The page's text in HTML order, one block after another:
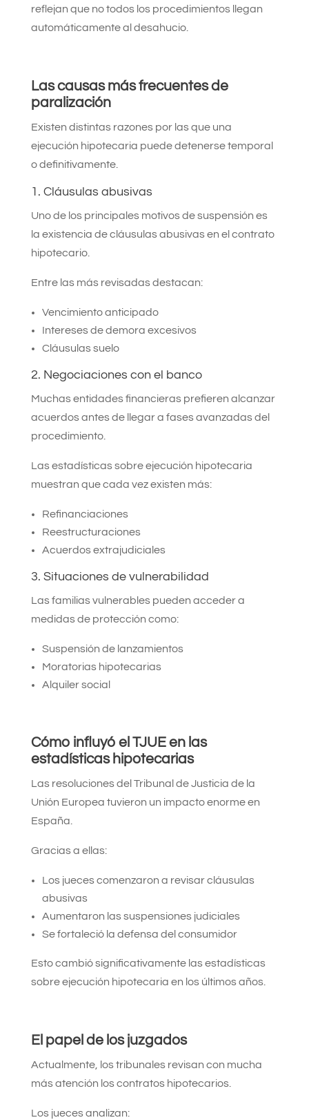
reflejan que no todos los procedimientos llegan
automáticamente al desahucio.
Las causas más frecuentes de
paralización
Existen distintas razones por las que una
ejecución hipotecaria puede detenerse temporal
o definitivamente.
1. Cláusulas abusivas
Uno de los principales motivos de suspensión es
la existencia de cláusulas abusivas en el contrato
hipotecario.
Entre las más revisadas destacan:
Vencimiento anticipado
Intereses de demora excesivos
Cláusulas suelo
2. Negociaciones con el banco
Muchas entidades financieras prefieren alcanzar
acuerdos antes de llegar a fases avanzadas del
procedimiento.
Las estadísticas sobre ejecución hipotecaria
muestran que cada vez existen más:
Refinanciaciones
Reestructuraciones
Acuerdos extrajudiciales
3. Situaciones de vulnerabilidad
Las familias vulnerables pueden acceder a
medidas de protección como:
Suspensión de lanzamientos
Moratorias hipotecarias
Alquiler social
Cómo influyó el TJUE en las
estadísticas hipotecarias
Las resoluciones del Tribunal de Justicia de la
Unión Europea tuvieron un impacto enorme en
España.
Gracias a ellas:
Los jueces comenzaron a revisar cláusulas
abusivas
Aumentaron las suspensiones judiciales
Se fortaleció la defensa del consumidor
Esto cambió significativamente las estadísticas
sobre ejecución hipotecaria en los últimos años.
El papel de los juzgados
Actualmente, los tribunales revisan con mucha
más atención los contratos hipotecarios.
Los jueces analizan: